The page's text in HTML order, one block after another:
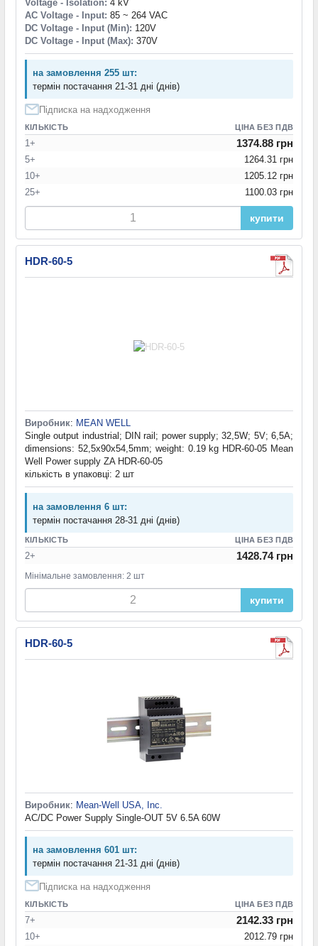
Voltage - Isolation: 4 kV
AC Voltage - Input: 85 ~ 264 VAC
DC Voltage - Input (Min): 120V
DC Voltage - Input (Max): 370V
на замовлення 255 шт:
термін постачання 21-31 дні (днів)
Підписка на надходження
КІЛЬКІСТЬ ЦІНА БЕЗ ПДВ
1+ 1374.88 грн
5+
1264.31 грн
10+
1205.12 грн
25+
1100.03 грн
купити
HDR-60-5
Виробник: MEAN WELL
Single output industrial; DIN rail; power supply; 32,5W; 5V; 6,5A;
dimensions: 52,5x90x54,5mm; weight: 0.19 kg HDR-60-05 Mean
Well Power supply ZA HDR-60-05
кількість в упаковці: 2 шт
на замовлення 6 шт:
термін постачання 28-31 дні (днів)
КІЛЬКІСТЬ ЦІНА БЕЗ ПДВ
2+ 1428.74 грн
Мінімальне замовлення: 2 шт
купити
HDR-60-5
Виробник: Mean-Well USA, Inc.
AC/DC Power Supply Single-OUT 5V 6.5A 60W
на замовлення 601 шт:
термін постачання 21-31 дні (днів)
Підписка на надходження
КІЛЬКІСТЬ ЦІНА БЕЗ ПДВ
7+ 2142.33 грн
10+
2012.79 грн